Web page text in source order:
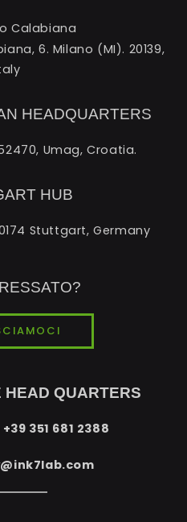
Calabiana
6. Milano (MI). 20139,
HEADQUARTERS
Umag, Croatia.
HUB
Stuttgart, Germany
HEAD QUARTERS
+39 351 681 2388